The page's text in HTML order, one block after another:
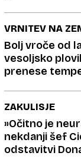
VRNITEV NA
Bolj vroče od
vesoljsko
prenese
ZAKULISJE
»Očitno je
nekdanji šef
odstavitvi